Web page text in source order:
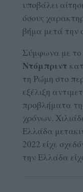
υποβάλει
όσους
βήμα μετά την
Σύμφωνα με το
Ντόμπριντ
τη Ρώμη στο
εξέλιξη
προβλήματα
χρόνων.
Ελλάδα
2022 είχε
την Ελλάδα